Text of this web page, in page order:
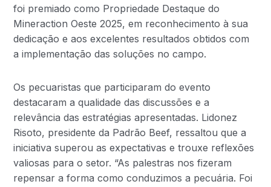
foi premiado como Propriedade Destaque do
Mineraction Oeste 2025, em reconhecimento à sua
dedicação e aos excelentes resultados obtidos com
a implementação das soluções no campo.
Os pecuaristas que participaram do evento
destacaram a qualidade das discussões e a
relevância das estratégias apresentadas. Lidonez
Risoto, presidente da Padrão Beef, ressaltou que a
iniciativa superou as expectativas e trouxe reflexões
valiosas para o setor. “As palestras nos fizeram
repensar a forma como conduzimos a pecuária. Foi